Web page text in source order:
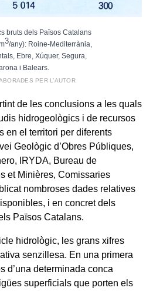
bruts dels Països Catalans
3/any): Roine-Mediterrània,
Ebre, Xúquer, Segura,
i Balears.
PER L’AUTOR
de les conclusions a les quals
hidrogeològics i de recursos
en el territori per diferents
Geològic d’Obres Públiques,
IRYDA, Bureau de
et Minières, Comissaries
nombroses dades relatives
i en concret dels
Països Catalans.
hidrològic, les grans xifres
senzillesa. En una primera
d’una determinada conca
superficials que porten els